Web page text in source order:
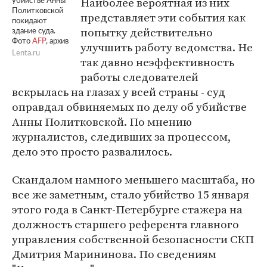
Политковской
покидают
здание суда.
Фото AFP, архив
Lenta.ru
представляет эти события как
попытку действительно
улучшить работу ведомства. Не
так давно неэффективность
работы следователей
вскрылась на глазах у всей страны - суд
оправдал обвиняемых по делу об убийстве
Анны Политковской. По мнению
журналистов, следивших за процессом,
дело это просто развалилось.
Скандалом намного меньшего масштаба, но
все же заметным, стало убийство 15 января
этого года в Санкт-Петербурге стажера на
должность старшего референта главного
управления собственной безопасности СКП
Дмитрия Марининова. По сведениям